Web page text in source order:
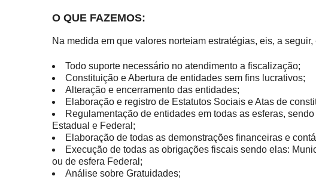
O QUE FAZEMOS:
Na medida em que valores norteiam estratégias, eis, a
Todo suporte necessário no atendimento a fiscalização;
Constituição e Abertura de entidades sem fins lucrativos;
Alteração e encerramento das entidades;
Elaboração e registro de Estatutos Sociais e Atas de
Regulamentação de entidades em todas as esferas,
Estadual e Federal;
Elaboração de todas as demonstrações financeiras e
Execução de todas as obrigações fiscais sendo elas:
ou de esfera Federal;
Análise sobre Gratuidades;